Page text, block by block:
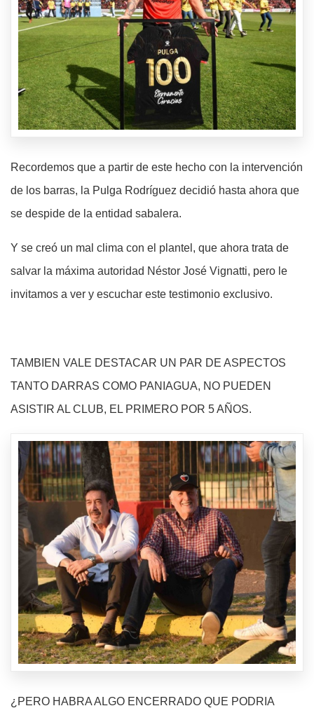
Recordemos que a partir de este hecho con la intervención
de los barras, la Pulga Rodríguez decidió hasta ahora que
se despide de la entidad sabalera.
Y se creó un mal clima con el plantel, que ahora trata de
salvar la máxima autoridad Néstor José Vignatti, pero le
invitamos a ver y escuchar este testimonio exclusivo.
TAMBIEN VALE DESTACAR UN PAR DE ASPECTOS
TANTO DARRAS COMO PANIAGUA, NO PUEDEN
ASISTIR AL CLUB, EL PRIMERO POR 5 AÑOS.
¿PERO HABRA ALGO ENCERRADO QUE PODRIA